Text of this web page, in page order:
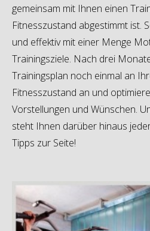
gemeinsam mit Ihnen einen
Fitnesszustand abgestimmt ist.
und effektiv mit einer Menge
Trainingsziele. Nach drei
Trainingsplan noch einmal an
Fitnesszustand an und
Vorstellungen und Wünschen.
steht Ihnen darüber hinaus
Tipps zur Seite!